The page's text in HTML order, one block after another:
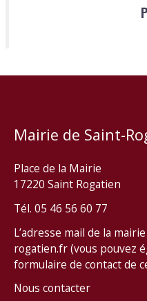
Mairie de Saint-
Place de la Mairie
17220 Saint Rogatien
Tél. 05 46 56 60 77
L’adresse mail de la
rogatien.fr (vous pouvez
formulaire de contact de
Nous contacter